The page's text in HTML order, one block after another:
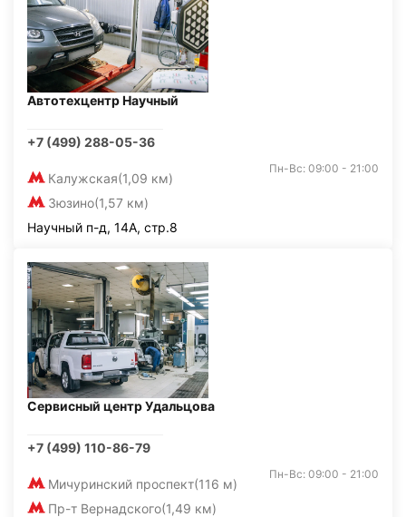
Автотехцентр Научный
+7 (499) 288-05-36
Калужская(1,09 км)
Зюзино(1,57 км)
Пн-Вс: 09:00 - 21:00
Научный п-д, 14А, стр.8
Сервисный центр Удальцова
+7 (499) 110-86-79
Мичуринский проспект(116 м)
Пр-т Вернадского(1,49 км)
Пн-Вс: 09:00 - 21:00